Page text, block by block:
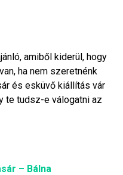
amiből kiderül, hogy
ha nem szeretnénk
és esküvő kiállítás vár
te tudsz-e válogatni az
– Bálna